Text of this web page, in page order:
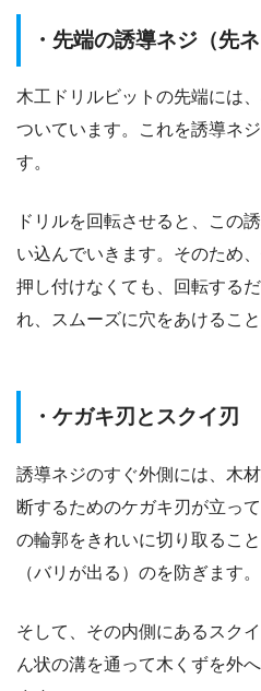
・先端の誘導ネジ（先ネ
木工ドリルビットの先端には
ついています。これを誘導ネ
す。
ドリルを回転させると、この
い込んでいきます。そのため
押し付けなくても、回転する
れ、スムーズに穴をあけること
・ケガキ刃とスクイ刃
誘導ネジのすぐ外側には、木
断するためのケガキ刃が立っ
の輪郭をきれいに切り取るこ
（バリが出る）のを防ぎます。
そして、その内側にあるスク
ん状の溝を通って木くずを外